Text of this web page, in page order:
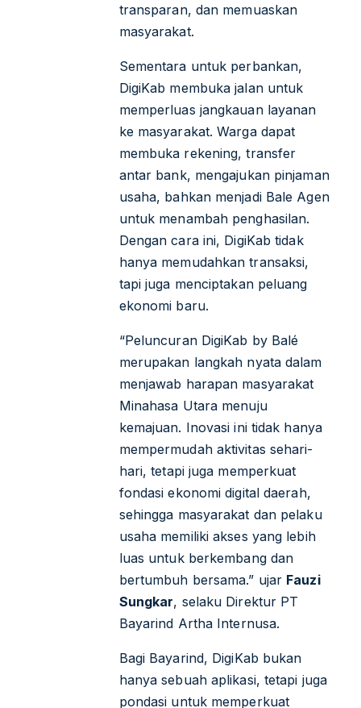
transparan, dan memuaskan
masyarakat.
Sementara untuk perbankan,
DigiKab membuka jalan untuk
memperluas jangkauan layanan
ke masyarakat. Warga dapat
membuka rekening, transfer
antar bank, mengajukan pinjaman
usaha, bahkan menjadi Bale Agen
untuk menambah penghasilan.
Dengan cara ini, DigiKab tidak
hanya memudahkan transaksi,
tapi juga menciptakan peluang
ekonomi baru.
“Peluncuran DigiKab by Balé
merupakan langkah nyata dalam
menjawab harapan masyarakat
Minahasa Utara menuju
kemajuan. Inovasi ini tidak hanya
mempermudah aktivitas sehari-
hari, tetapi juga memperkuat
fondasi ekonomi digital daerah,
sehingga masyarakat dan pelaku
usaha memiliki akses yang lebih
luas untuk berkembang dan
bertumbuh bersama.” ujar Fauzi
Sungkar, selaku Direktur PT
Bayarind Artha Internusa.
Bagi Bayarind, DigiKab bukan
hanya sebuah aplikasi, tetapi juga
pondasi untuk memperkuat